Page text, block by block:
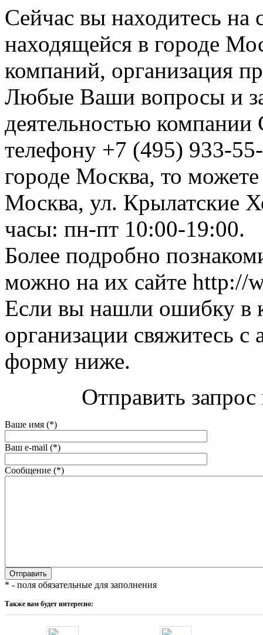
Сейчас вы находитесь на
находящейся в городе
компаний, организация
Любые Ваши вопросы и
деятельностью
телефону +7 (495) 933-
городе Москва, то
Москва, ул. Крылатские
часы: пн-пт 10:00-19:00.
Более подробно
можно на их сайте http://
Если вы нашли ошибку в
организации свяжитесь
форму ниже.
Отправить
Ваше имя (*)
Ваш e-mail (*)
Сообщение (*)
* - поля обязательные для заполнения
Также вам будет интересно: